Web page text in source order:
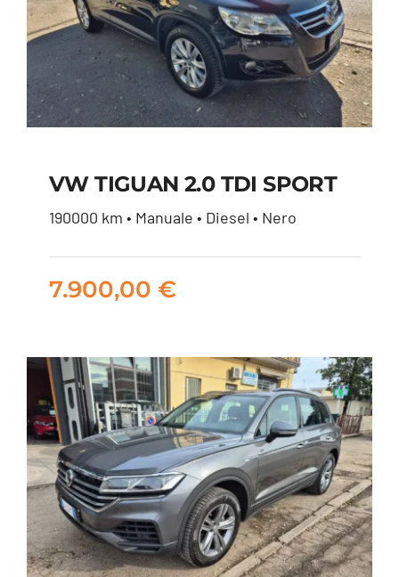
VW TIGUAN 2.0 TDI SPORT
190000 km • Manuale • Diesel • Nero
7.900,00 €